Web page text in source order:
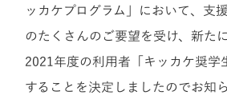
ッカケプログラム」において、支
のたくさんのご要望を受け、新た
2021年度の利用者「キッカケ奨学
することを決定しましたのでお知